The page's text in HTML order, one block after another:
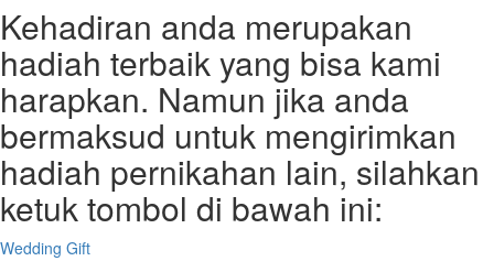
Kehadiran anda merupakan
hadiah terbaik yang bisa kami
harapkan. Namun jika anda
bermaksud untuk mengirimkan
hadiah pernikahan lain, silahkan
ketuk tombol di bawah ini:
Wedding Gift